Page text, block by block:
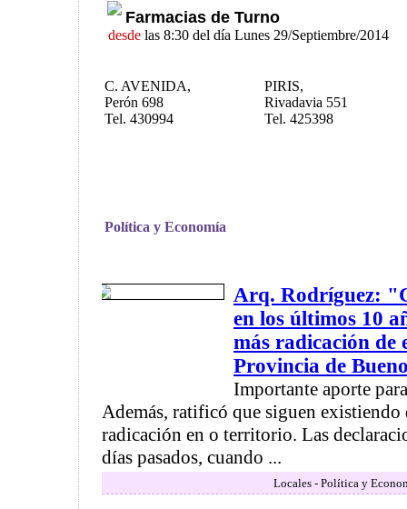
Farmacias de Turno
desde las 8:30 del día Lunes 29/Septiembre/2014
C. AVENIDA,
Perón 698
Tel. 430994
PIRIS,
Rivadavia 551
Tel. 425398
Política y Economía
Arq. Rodríguez:
en los últimos 10
más radicación de
Provincia de
Importante aporte
Además, ratificó que siguen existiendo
radicación en o territorio. Las
días pasados, cuando ...
Locales - Política y